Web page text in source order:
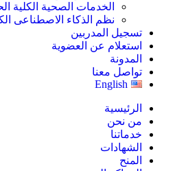
الخدمات الصحية الكلية
نظم الذكاء الاصطناعى
تسجيل المدربين
استعلام عن العضوية
المدونة
تواصل معنا
English
الرئيسية
من نحن
خدماتنا
الشهادات
المنح